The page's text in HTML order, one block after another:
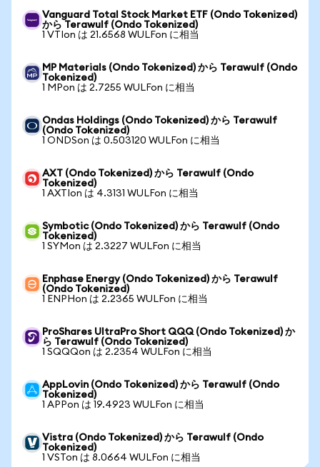
Vanguard Total Stock Market ETF (Ondo Tokenized)
から Terawulf (Ondo Tokenized)
1 VTIon は 21.6568 WULFon に相当
MP Materials (Ondo Tokenized) から Terawulf (Ondo
Tokenized)
1 MPon は 2.7255 WULFon に相当
Ondas Holdings (Ondo Tokenized) から Terawulf
(Ondo Tokenized)
1 ONDSon は 0.503120 WULFon に相当
AXT (Ondo Tokenized) から Terawulf (Ondo
Tokenized)
1 AXTIon は 4.3131 WULFon に相当
Symbotic (Ondo Tokenized) から Terawulf (Ondo
Tokenized)
1 SYMon は 2.3227 WULFon に相当
Enphase Energy (Ondo Tokenized) から Terawulf
(Ondo Tokenized)
1 ENPHon は 2.2365 WULFon に相当
ProShares UltraPro Short QQQ (Ondo Tokenized) か
ら Terawulf (Ondo Tokenized)
1 SQQQon は 2.2354 WULFon に相当
AppLovin (Ondo Tokenized) から Terawulf (Ondo
Tokenized)
1 APPon は 19.4923 WULFon に相当
Vistra (Ondo Tokenized) から Terawulf (Ondo
Tokenized)
1 VSTon は 8.0664 WULFon に相当